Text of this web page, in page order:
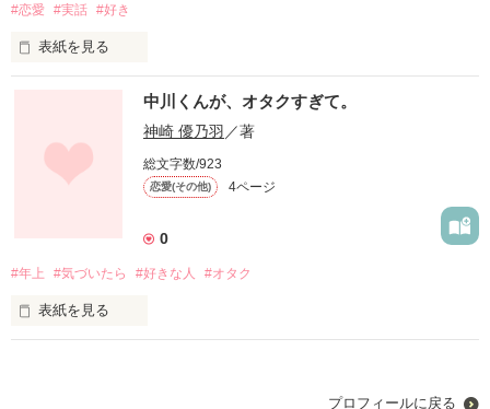
リアルに知り合いの人はスルーして、
一緒に帰れた時。
あなたの笑顔を見れた時。
私には、その全てが幸せでした。
その幸せをたとえ、一瞬だったとしても、味あわせてくれたあ
とても感謝しています。
また、どこかで会えるかもしれない。
そんな奇跡を信じて、
#恋愛 #実話 #好き
表紙を見る
そう、考えた事がある方はいませんか。？
あなたの近くにいれた時は、とっても幸せでした。
リアルに知り合いの人はスルーして、
一緒に帰れた時。
中川くんが、オタクすぎて。
神崎 優乃羽 ／著
総文字数/923
恋愛(その他) 4ページ
0
#年上 #気づいたら #好きな人 #オタク
表紙を見る
プロフィールに戻る